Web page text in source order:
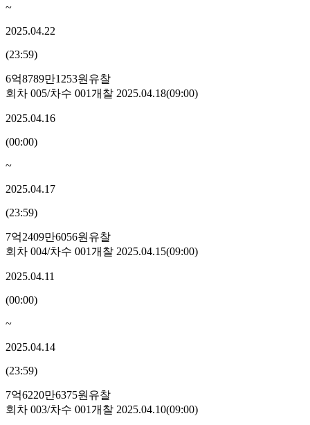
~
2025.04.22
(23:59)
6억8789만1253원 유찰
회차 005/차수 001개찰 2025.04.18(09:00)
2025.04.16
(00:00)
~
2025.04.17
(23:59)
7억2409만6056원 유찰
회차 004/차수 001개찰 2025.04.15(09:00)
2025.04.11
(00:00)
~
2025.04.14
(23:59)
7억6220만6375원 유찰
회차 003/차수 001개찰 2025.04.10(09:00)